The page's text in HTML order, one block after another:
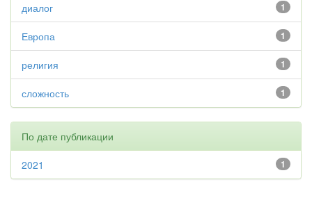
1
диалог
1
Европа
1
религия
1
сложность
По дате публикации
1
2021